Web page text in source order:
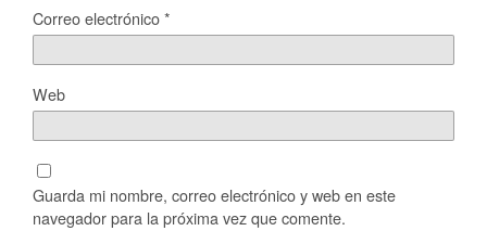
Correo electrónico*
Web
Guarda mi nombre, correo electrónico y web en este
navegador para la próxima vez que comente.